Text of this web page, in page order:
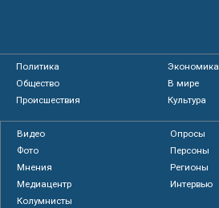
Политика
Экономика
Общество
В мире
Происшествия
Культура
Видео
Опросы
Фото
Персоны
Мнения
Регионы
Медиацентр
Интервью
Колумнисты